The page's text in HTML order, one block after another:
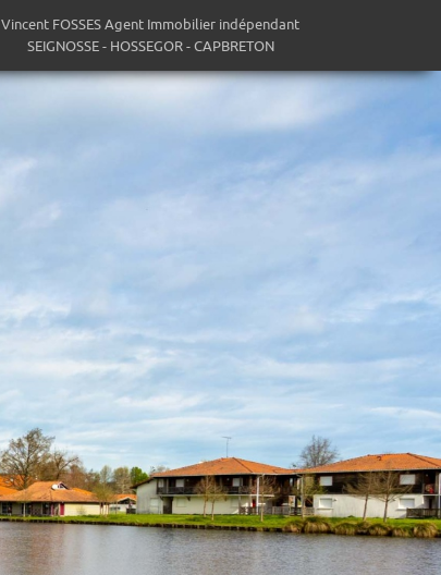
Vincent FOSSES Agent Immobilier indépendant
SEIGNOSSE - HOSSEGOR - CAPBRETON